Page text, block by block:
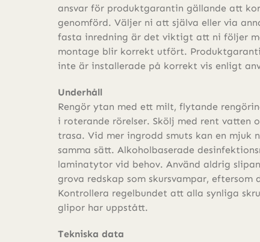
ansvar för produktgarantin gällande att
genomförd. Väljer ni att själva eller via
fasta inredning är det viktigt att ni följer
montage blir korrekt utfört.
inte är installerade på korrekt vis enligt
Underhåll
Rengör ytan med ett milt, flytande
i roterande rörelser. Skölj med rent vatten
trasa. Vid mer ingrodd smuts kan en mjuk
samma sätt. Alkoholbaserade
laminatytor vid behov. Använd aldrig
grova redskap som skursvampar, eftersom
Kontrollera regelbundet att alla synliga
glipor har uppstått.
Tekniska data